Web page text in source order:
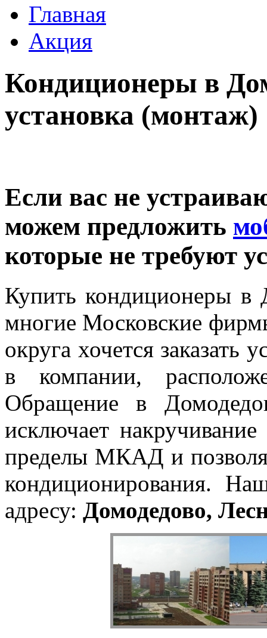
Главная
Акция
Кондиционеры в
установка (монтаж)
Если вас не
можем предложить
которые не требуют
Купить кондиционеры в
многие Московские
округа хочется заказать
в компании,
Обращение в
исключает
пределы МКАД и
кондиционирования.
адресу: Домодедово,